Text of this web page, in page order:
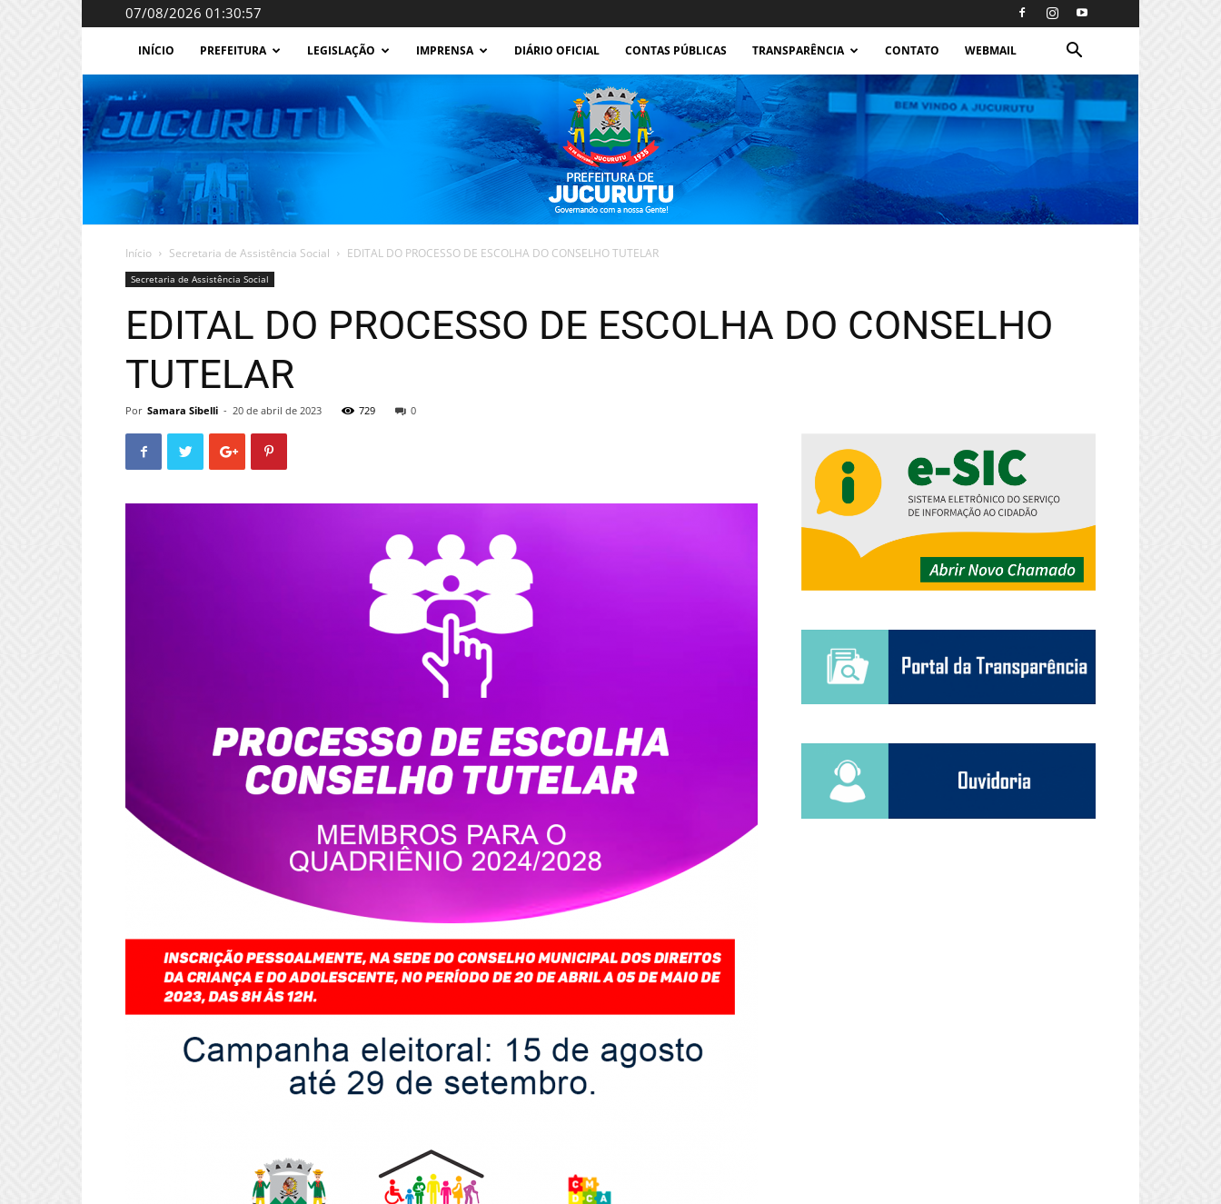
07/08/2026 01:30:57
INÍCIO PREFEITURA LEGISLAÇÃO IMPRENSA DIÁRIO OFICIAL CONTAS PÚBLICAS TRANSPARÊNCIA CONTATO WEBMAIL
Jucurutu
Início Secretaria de Assistência Social EDITAL DO PROCESSO DE ESCOLHA DO CONSELHO TUTELAR
Secretaria de Assistência Social
EDITAL DO PROCESSO DE ESCOLHA DO CONSELHO
TUTELAR
Por Samara Sibelli - 20 de abril de 2023 729 0